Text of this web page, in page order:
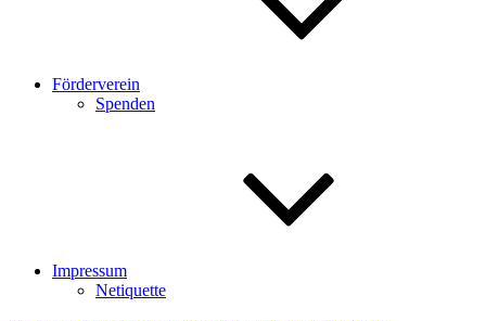
Förderverein
Spenden
Impressum
Netiquette